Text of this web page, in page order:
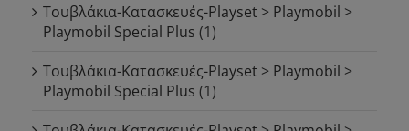
Τουβλάκια-Κατασκευές-Playset > Playmobil >
Playmobil Special Plus (1)
Τουβλάκια-Κατασκευές-Playset > Playmobil >
Playmobil Special Plus (1)